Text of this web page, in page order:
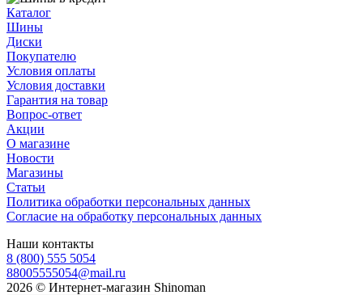
Каталог
Шины
Диски
Покупателю
Условия оплаты
Условия доставки
Гарантия на товар
Вопрос-ответ
Акции
О магазине
Новости
Магазины
Статьи
Политика обработки персональных данных
Согласие на обработку персональных данных
Наши контакты
8 (800) 555 5054
88005555054@mail.ru
2026 © Интернет-магазин Shinoman